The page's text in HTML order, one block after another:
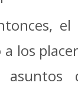
el
los